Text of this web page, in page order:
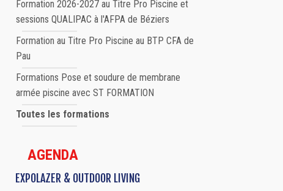
Formation 2026-2027 au Titre Pro Piscine et
sessions QUALIPAC à l'AFPA de Béziers
Formation au Titre Pro Piscine au BTP CFA de
Pau
Formations Pose et soudure de membrane
armée piscine avec ST FORMATION
Toutes les formations
AGENDA
EXPOLAZER & OUTDOOR LIVING